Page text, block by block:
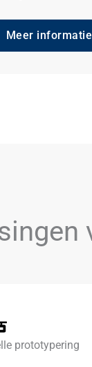
Meer informatie
prototypering